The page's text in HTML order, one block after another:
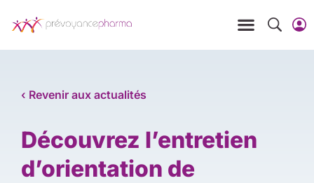
‹ Revenir aux actualités
Découvrez l’entretien
d’orientation de